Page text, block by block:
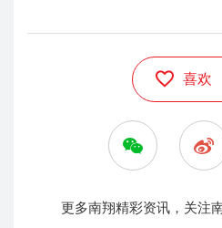
喜欢
更多南翔精彩资讯，关注